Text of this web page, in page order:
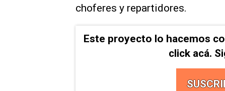
choferes y repartidores.
Este proyecto lo hacemos
click acá.